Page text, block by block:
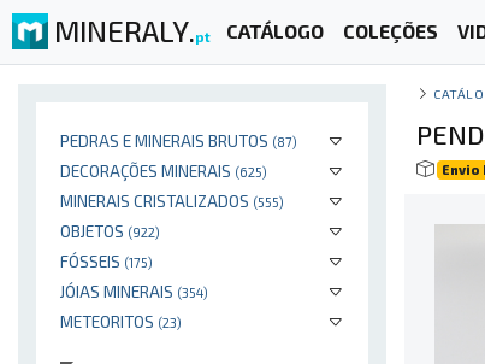
MINERALY.pt CATÁLOGO COLEÇÕES
PEDRAS E MINERAIS BRUTOS (87)
DECORAÇÕES MINERAIS (625)
MINERAIS CRISTALIZADOS (555)
OBJETOS (922)
FÓSSEIS (175)
JÓIAS MINERAIS (354)
METEORITOS (23)
Envio